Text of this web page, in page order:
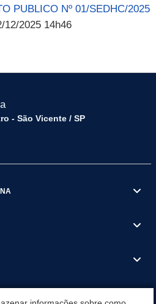
PUBLICO Nº 01/SEDHC/2025
2025 14h46
- São Vicente / SP